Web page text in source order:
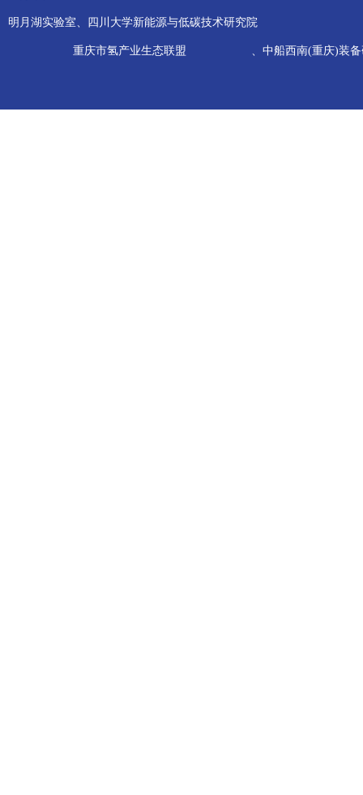
明月湖实验室、四川大学新能源与低碳技术研究院
重庆市氢产业生态联盟 、中船西南(重庆)装